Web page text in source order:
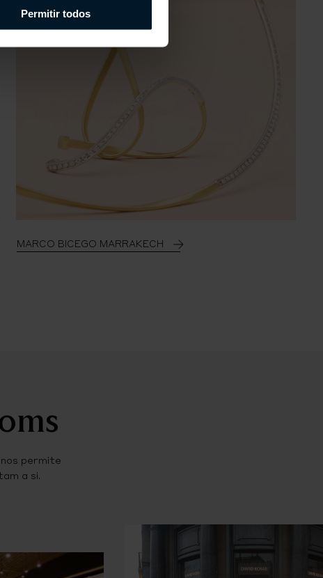
Permitir todos
MARCO BICEGO MARRAKECH
permite
a si.